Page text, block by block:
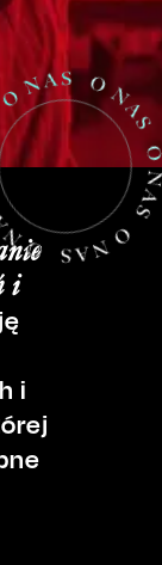
i
i